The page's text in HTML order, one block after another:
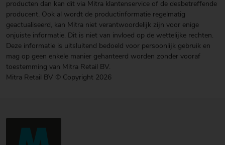
producten dan kan dit via Mitra klantenservice of de desbetreffende
producent. Ook al wordt de productinformatie regelmatig
geactualiseerd, kan Mitra niet verantwoordelijk zijn voor enige
onjuiste informatie. Dit is niet van invloed op de wettelijke rechten.
Deze informatie is uitsluitend bedoeld voor persoonlijk gebruik en
mag op geen enkele manier gehanteerd worden zonder vooraf
toestemming van Mitra Retail BV.
Mitra Retail BV © Copyright 2026